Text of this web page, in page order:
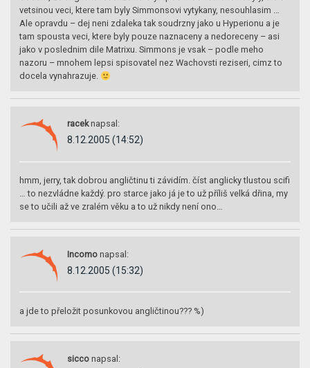
vetsinou veci, ktere tam byly Simmonsovi vytykany, nesouhlasim …
Ale opravdu – dej neni zdaleka tak soudrzny jako u Hyperionu a je
tam spousta veci, ktere byly pouze naznaceny a nedoreceny – asi
jako v poslednim dile Matrixu. Simmons je vsak – podle meho
nazoru – mnohem lepsi spisovatel nez Wachovsti reziseri, cimz to
docela vynahrazuje.
racek napsal:
8.12.2005 (14:52)
hmm, jerry, tak dobrou angličtinu ti závidím. číst anglicky tlustou scifi
… to nezvládne každý. pro starce jako já je to už příliš velká dřina, my
se to učili až ve zralém věku a to už nikdy není ono…
Incomo napsal:
8.12.2005 (15:32)
a jde to přeložit posunkovou angličtinou??? %)
sicco napsal: